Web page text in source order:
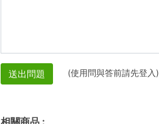
送出問題 (使用問與答前請先登入)
相關商品: